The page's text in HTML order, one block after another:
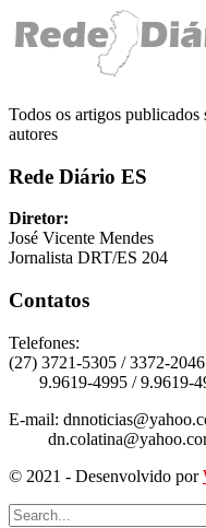
Todos os artigos publicados
autores
Rede Diário ES
Diretor:
José Vicente Mendes
Jornalista DRT/ES 204
Contatos
Telefones:
(27) 3721-5305 / 3372-2046
9.9619-4995 / 9.9619-
E-mail:
© 2021 - Desenvolvido por